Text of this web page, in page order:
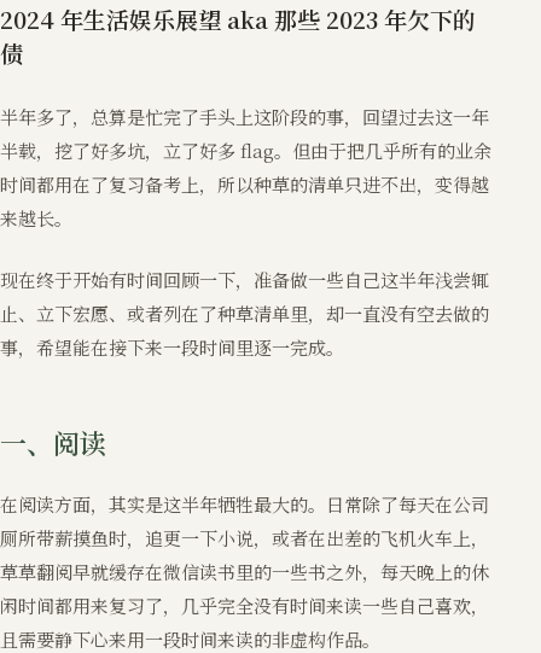
2024 年生活娱乐展望 aka 那些 2023 年欠下的
债
半年多了，总算是忙完了手头上这阶段的事，回望过去这一年
半载，挖了好多坑，立了好多 flag。但由于把几乎所有的业余
时间都用在了复习备考上，所以种草的清单只进不出，变得越
来越长。
现在终于开始有时间回顾一下，准备做一些自己这半年浅尝辄
止、立下宏愿、或者列在了种草清单里，却一直没有空去做的
事，希望能在接下来一段时间里逐一完成。
一、阅读
在阅读方面，其实是这半年牺牲最大的。日常除了每天在公司
厕所带薪摸鱼时，追更一下小说，或者在出差的飞机火车上，
草草翻阅早就缓存在微信读书里的一些书之外，每天晚上的休
闲时间都用来复习了，几乎完全没有时间来读一些自己喜欢，
且需要静下心来用一段时间来读的非虚构作品。